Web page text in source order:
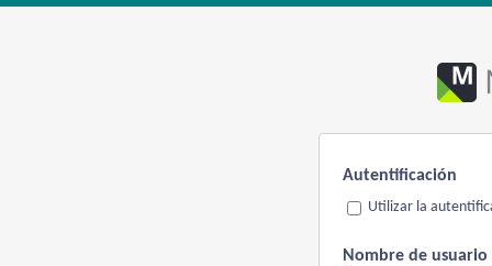
Autentificación
Utilizar la
Nombre de usuario